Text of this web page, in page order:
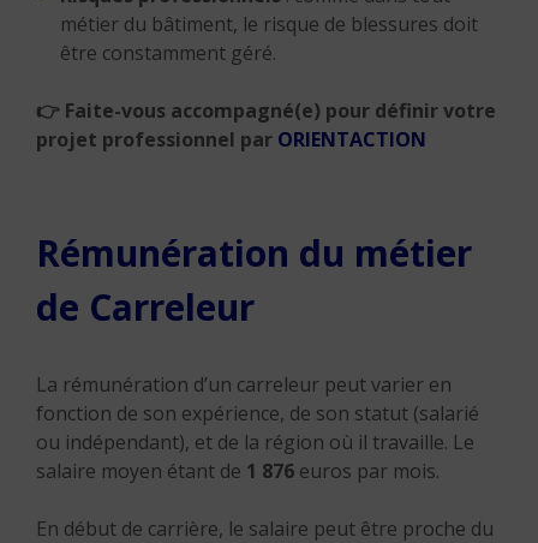
métier du bâtiment, le risque de blessures doit
être constamment géré.
👉 Faite-vous accompagné(e) pour définir votre
projet professionnel par ORIENTACTION
Rémunération du métier
de Carreleur
La rémunération d’un carreleur peut varier en
fonction de son expérience, de son statut (salarié
ou indépendant), et de la région où il travaille. Le
salaire moyen étant de 1 876 euros par mois.
En début de carrière, le salaire peut être proche du